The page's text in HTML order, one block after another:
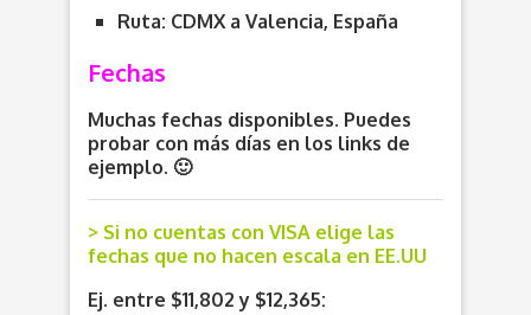
Ruta: CDMX a Valencia, España
Fechas
Muchas fechas disponibles. Puedes
probar con más días en los links de
ejemplo. 🙂
> Si no cuentas con VISA elige las
fechas que no hacen escala en EE.UU
Ej. entre $11,802 y $12,365: